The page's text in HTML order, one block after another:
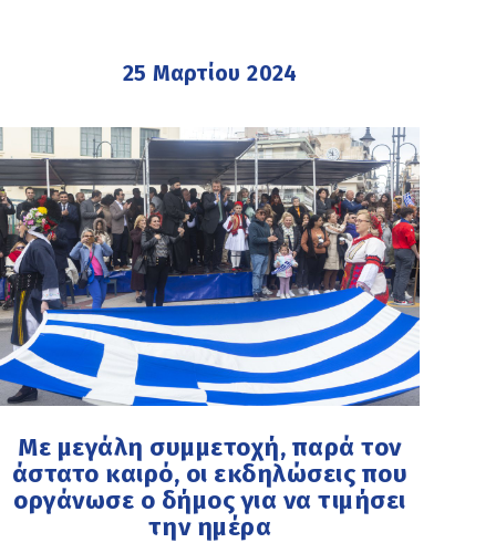
25 Μαρτίου 2024
Με μεγάλη συμμετοχή, παρά τον
άστατο καιρό, οι εκδηλώσεις που
οργάνωσε ο δήμος για να τιμήσει
την ημέρα